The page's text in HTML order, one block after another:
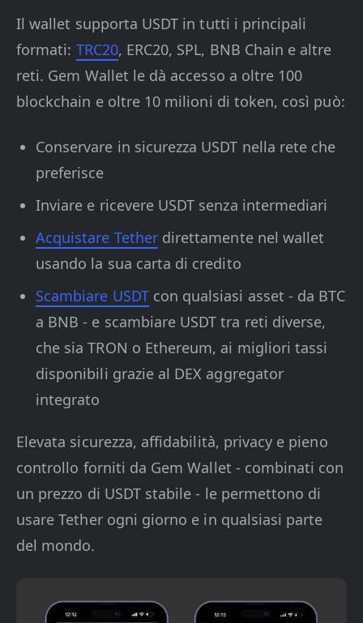
Il wallet supporta USDT in tutti i principali
formati: TRC20, ERC20, SPL, BNB Chain e altre
reti. Gem Wallet le dà accesso a oltre 100
blockchain e oltre 10 milioni di token, così può:
Conservare in sicurezza USDT nella rete che
preferisce
Inviare e ricevere USDT senza intermediari
Acquistare Tetherdirettamente nel wallet
usando la sua carta di credito
Scambiare USDTcon qualsiasi asset - da BTC
a BNB - e scambiare USDT tra reti diverse,
che sia TRON o Ethereum, ai migliori tassi
disponibili grazie al DEX aggregator
integrato
Elevata sicurezza, affidabilità, privacy e pieno
controllo forniti da Gem Wallet - combinati con
un prezzo di USDT stabile - le permettono di
usare Tether ogni giorno e in qualsiasi parte
del mondo.